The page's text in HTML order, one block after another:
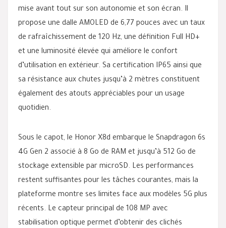
mise avant tout sur son autonomie et son écran. Il
propose une dalle AMOLED de 6,77 pouces avec un taux
de rafraîchissement de 120 Hz, une définition Full HD+
et une luminosité élevée qui améliore le confort
d’utilisation en extérieur. Sa certification IP65 ainsi que
sa résistance aux chutes jusqu’à 2 mètres constituent
également des atouts appréciables pour un usage
quotidien.
Sous le capot, le Honor X8d embarque le Snapdragon 6s
4G Gen 2 associé à 8 Go de RAM et jusqu’à 512 Go de
stockage extensible par microSD. Les performances
restent suffisantes pour les tâches courantes, mais la
plateforme montre ses limites face aux modèles 5G plus
récents. Le capteur principal de 108 MP avec
stabilisation optique permet d’obtenir des clichés